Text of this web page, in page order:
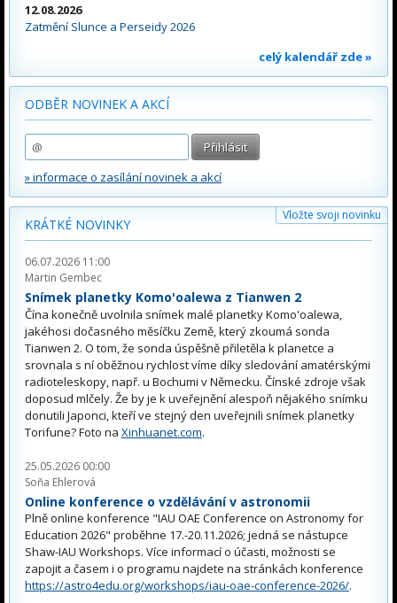
12.08.2026
Zatmění Slunce a Perseidy 2026
celý kalendář zde »
ODBĚR NOVINEK A AKCÍ
» informace o zasílání novinek a akcí
Vložte svoji novinku
KRÁTKÉ NOVINKY
06.07.2026 11:00
Martin Gembec
Snímek planetky Komo'oalewa z Tianwen 2
Čína konečně uvolnila snímek malé planetky Komo'oalewa,
jakéhosi dočasného měsíčku Země, který zkoumá sonda
Tianwen 2. O tom, že sonda úspěšně přiletěla k planetce a
srovnala s ní oběžnou rychlost víme díky sledování amatérskými
radioteleskopy, např. u Bochumi v Německu. Čínské zdroje však
doposud mlčely. Že by je k uveřejnění alespoň nějakého snímku
donutili Japonci, kteří ve stejný den uveřejnili snímek planetky
Torifune? Foto na Xinhuanet.com.
25.05.2026 00:00
Soňa Ehlerová
Online konference o vzdělávání v astronomii
Plně online konference "IAU OAE Conference on Astronomy for
Education 2026" proběhne 17.-20.11.2026; jedná se nástupce
Shaw-IAU Workshops. Více informací o účasti, možnosti se
zapojit a časem i o programu najdete na stránkách konference
https://astro4edu.org/workshops/iau-oae-conference-2026/.